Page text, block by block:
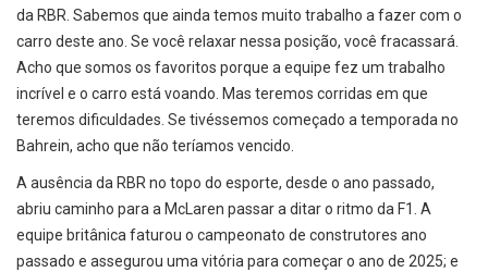
da RBR. Sabemos que ainda temos muito trabalho a fazer com o
carro deste ano. Se você relaxar nessa posição, você fracassará.
Acho que somos os favoritos porque a equipe fez um trabalho
incrível e o carro está voando. Mas teremos corridas em que
teremos dificuldades. Se tivéssemos começado a temporada no
Bahrein, acho que não teríamos vencido.
A ausência da RBR no topo do esporte, desde o ano passado,
abriu caminho para a McLaren passar a ditar o ritmo da F1. A
equipe britânica faturou o campeonato de construtores ano
passado e assegurou uma vitória para começar o ano de 2025; e